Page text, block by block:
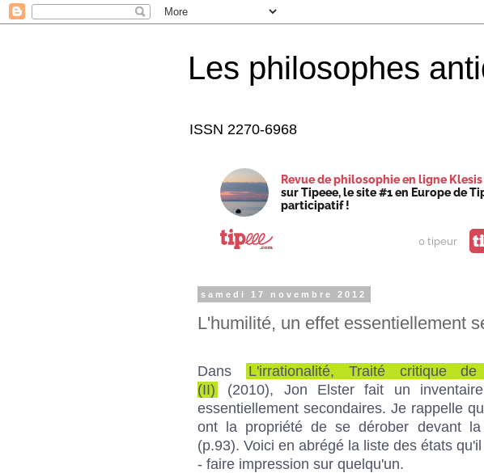
Les philosophes
ISSN 2270-6968
Revue de philosophie en ligne Klesis
sur Tipeee, le site #1 en Europe de
participatif !
0 tipeur
samedi 17 novembre 2012
L'humilité, un effet essentiellement
Dans
L'irrationalité, Traité critique de
(II)
(2010), Jon Elster fait un
essentiellement secondaires. Je rappelle
ont la propriété de se dérober devant
(p.93). Voici en abrégé la liste des états
- faire impression sur quelqu'un.